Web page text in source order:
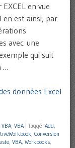
en vue
en est ainsi, par
avec une
qui suit
…
données Excel
, VBA Taggé .Add,
, Conversion
, VBA, Workbooks,